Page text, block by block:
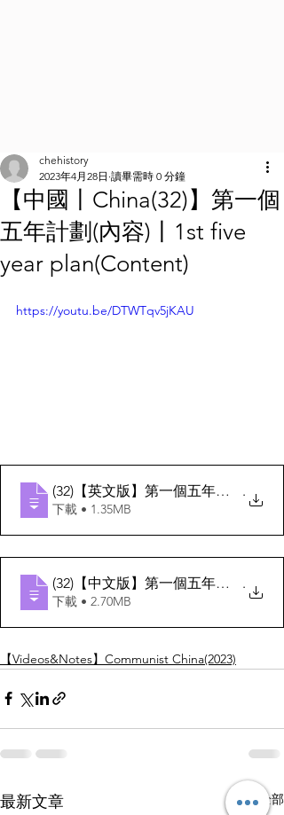
【中國丨China(32)】第一個
五年計劃(內容)丨1st five
year plan(Content)
chehistory
2023年4月28日 讀畢需時 0 分鐘
https://youtu.be/DTWTqv5jKAU
(32)【英文版】第一個五年計劃(內容)
.
下載 • 1.35MB
(32)【中文版】第一個五年計劃(內容)
.
下載 • 2.70MB
【Videos&Notes】Communist China(2023)
最新文章 查看全部